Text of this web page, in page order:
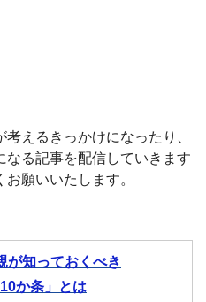
えるきっかけになったり、
る記事を配信していきます
願いいたします。
が知っておくべき
10か条」とは